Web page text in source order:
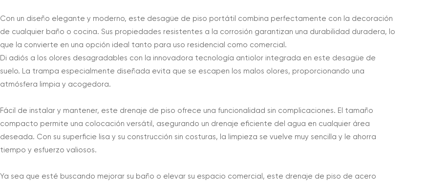
Con un diseño elegante y moderno, este desagüe de piso portátil combina perfectamente con la decoración
de cualquier baño o cocina. Sus propiedades resistentes a la corrosión garantizan una durabilidad duradera, lo
que la convierte en una opción ideal tanto para uso residencial como comercial.
Di adiós a los olores desagradables con la innovadora tecnología antiolor integrada en este desagüe de
suelo. La trampa especialmente diseñada evita que se escapen los malos olores, proporcionando una
atmósfera limpia y acogedora.
Fácil de instalar y mantener, este drenaje de piso ofrece una funcionalidad sin complicaciones. El tamaño
compacto permite una colocación versátil, asegurando un drenaje eficiente del agua en cualquier área
deseada. Con su superficie lisa y su construcción sin costuras, la limpieza se vuelve muy sencilla y le ahorra
tiempo y esfuerzo valiosos.
Ya sea que esté buscando mejorar su baño o elevar su espacio comercial, este drenaje de piso de acero